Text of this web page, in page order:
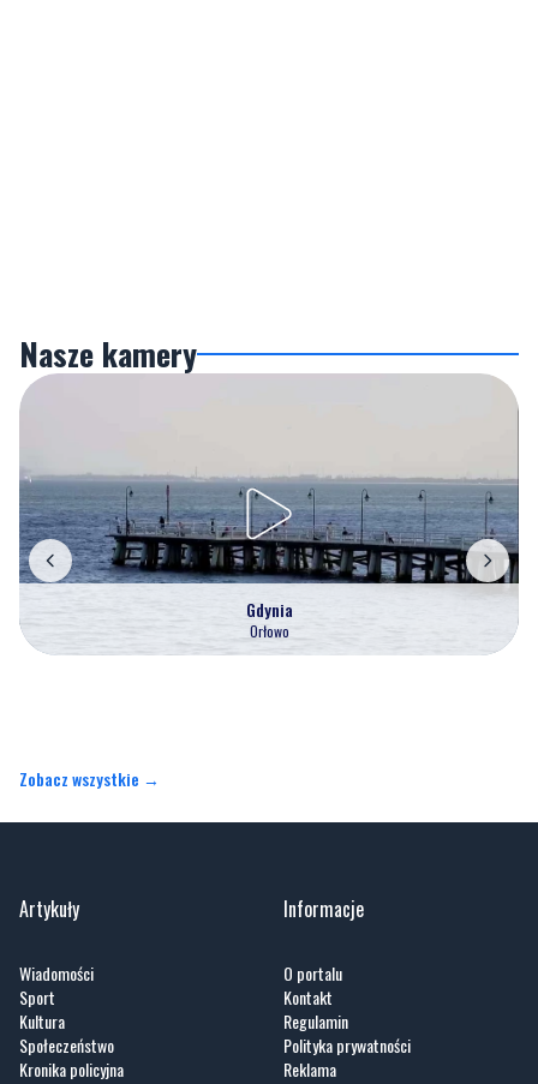
Nasze kamery
Gdynia
Orłowo
Zobacz wszystkie →
Artykuły
Wiadomości
Sport
Kultura
Społeczeństwo
Kronika policyjna
Informacje
O portalu
Kontakt
Regulamin
Polityka prywatności
Reklama